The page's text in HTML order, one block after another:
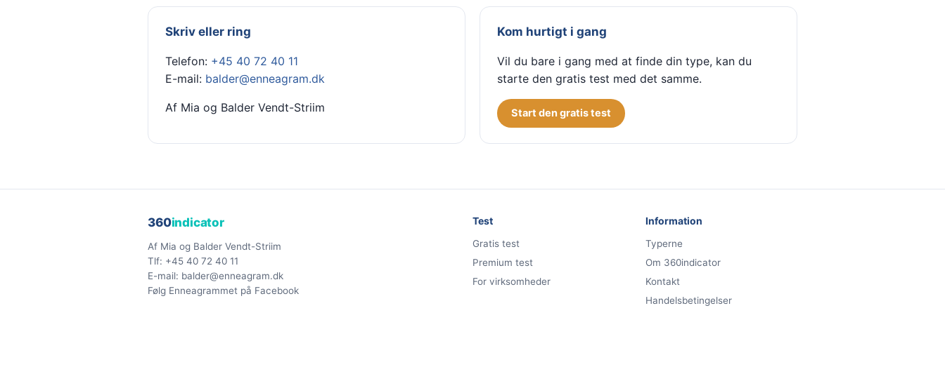
Skriv eller ring
Telefon: +45 40 72 40 11
E-mail: balder@enneagram.dk
Af Mia og Balder Vendt-Striim
Kom hurtigt i gang
Vil du bare i gang med at finde din type, kan du
starte den gratis test med det samme.
Start den gratis test
360indicator
Af Mia og Balder Vendt-Striim
Tlf: +45 40 72 40 11
E-mail: balder@enneagram.dk
Følg Enneagrammet på Facebook
Test
Gratis test
Premium test
For virksomheder
Information
Typerne
Om 360indicator
Kontakt
Handelsbetingelser